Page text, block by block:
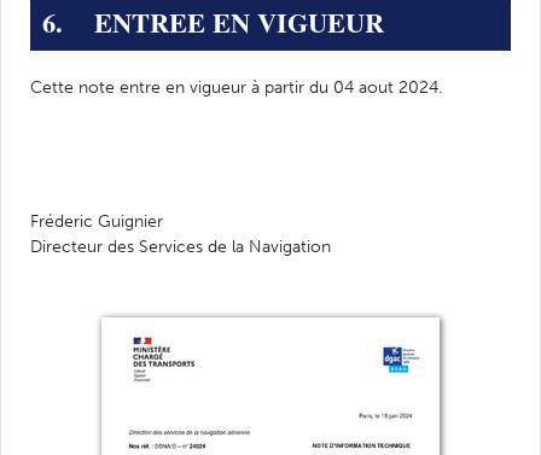
6. ENTREE EN VIGUEUR
Cette note entre en vigueur à partir du 04 aout 2024.
Fréderic Guignier
Directeur des Services de la Navigation